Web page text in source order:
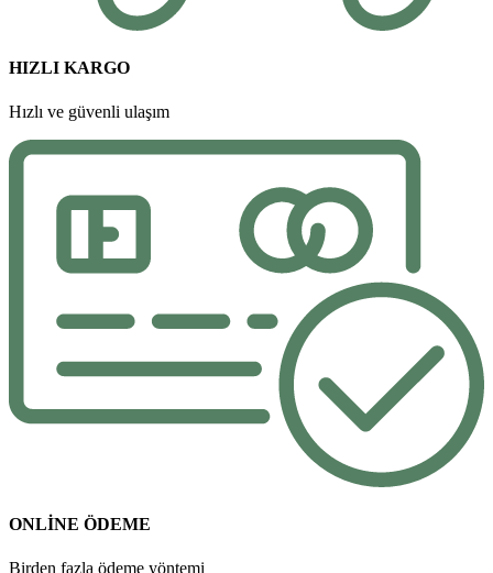
HIZLI KARGO
Hızlı ve güvenli ulaşım
ONLİNE ÖDEME
Birden fazla ödeme yöntemi